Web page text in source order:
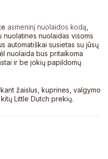
asmeninį nuolaidos kodą,
nuolatines nuolaidas visoms
automatiškai susietas su jūsų
nuolaida bus pritaikoma
ir be jokių papildomų
žaislus, kuprines, valgymo
Little Dutch prekių.